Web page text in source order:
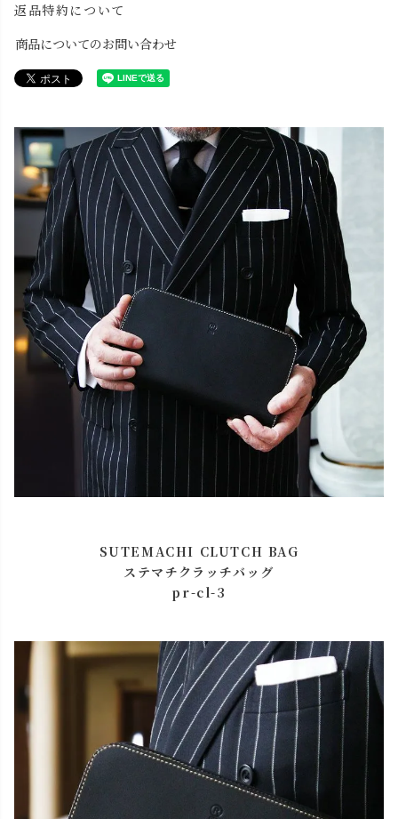
返品特約について
商品についてのお問い合わせ
SUTEMACHI CLUTCH BAG
ステマチクラッチバッグ
pr-cl-3